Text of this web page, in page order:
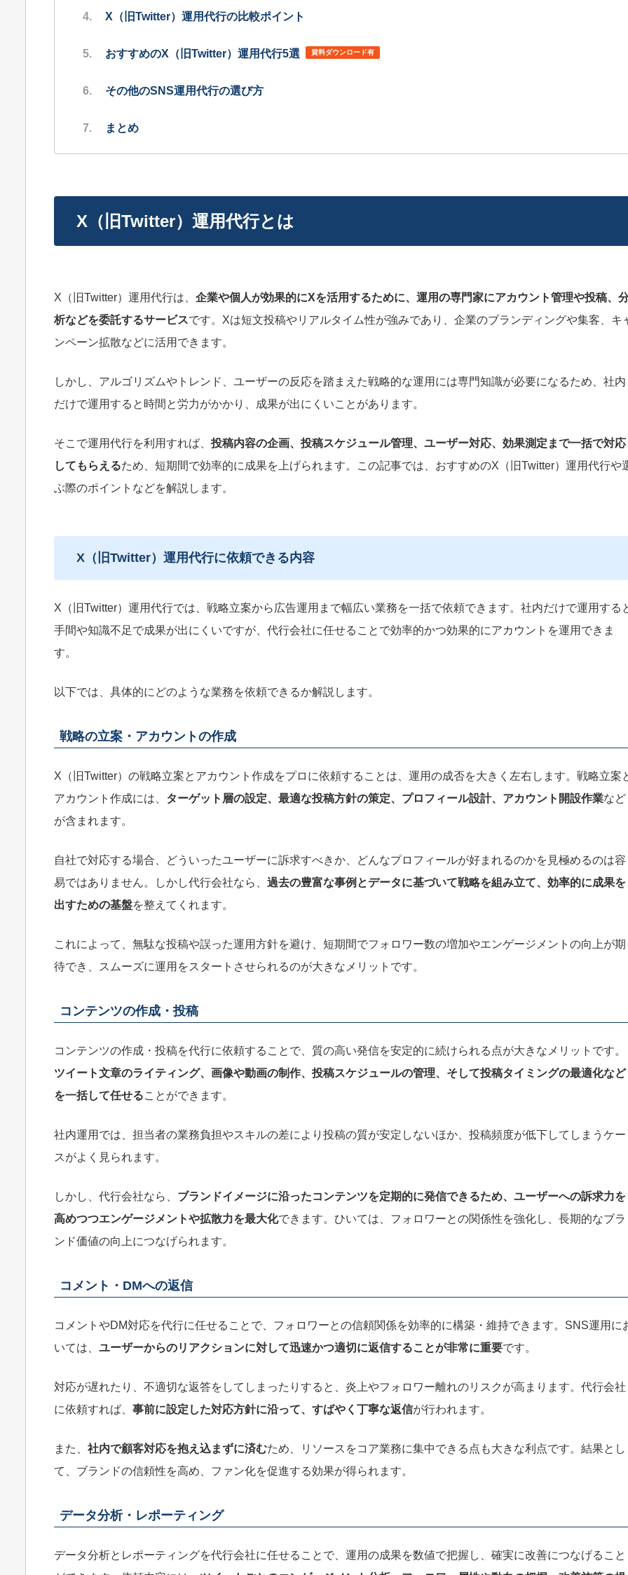
X（旧Twitter）運用代行の比較ポイント
おすすめのX（旧Twitter）運用代行5選 資料ダウンロード有
その他のSNS運用代行の選び方
まとめ
X（旧Twitter）運用代行とは
X（旧Twitter）運用代行は、 企業や個人が効果的にXを活用するために、運用の専門家にアカウント管理や投稿、
析などを委託するサービスです。Xは短文投稿やリアルタイム性が強みであり、企業のブランディングや集客、キ
ンペーン拡散などに活用できます。
しかし、アルゴリズムやトレンド、ユーザーの反応を踏まえた戦略的な運用には専門知識が必要になるため、社内
だけで運用すると時間と労力がかかり、成果が出にくいことがあります。
そこで運用代行を利用すれば、 投稿内容の企画、投稿スケジュール管理、ユーザー対応、効果測定まで一括で対応
してもらえるため、短期間で効率的に成果を上げられます。この記事では、おすすめのX（旧Twitter）運用代行や
ぶ際のポイントなどを解説します。
X（旧Twitter）運用代行に依頼できる内容
X（旧Twitter）運用代行では、戦略立案から広告運用まで幅広い業務を一括で依頼できます。社内だけで運用する
手間や知識不足で成果が出にくいですが、代行会社に任せることで効率的かつ効果的にアカウントを運用できま
す。
以下では、具体的にどのような業務を依頼できるか解説します。
戦略の立案・アカウントの作成
X（旧Twitter）の戦略立案とアカウント作成をプロに依頼することは、運用の成否を大きく左右します。戦略立案
アカウント作成には、 ターゲット層の設定、最適な投稿方針の策定、プロフィール設計、アカウント開設作業など
が含まれます。
自社で対応する場合、どういったユーザーに訴求すべきか、どんなプロフィールが好まれるのかを見極めるのは容
易ではありません。しかし代行会社なら、 過去の豊富な事例とデータに基づいて戦略を組み立て、効率的に成果を
出すための基盤を整えてくれます。
これによって、無駄な投稿や誤った運用方針を避け、短期間でフォロワー数の増加やエンゲージメントの向上が期
待でき、スムーズに運用をスタートさせられるのが大きなメリットです。
コンテンツの作成・投稿
コンテンツの作成・投稿を代行に依頼することで、質の高い発信を安定的に続けられる点が大きなメリットです。
ツイート文章のライティング、画像や動画の制作、投稿スケジュールの管理、そして投稿タイミングの最適化など
を一括して任せることができます。
社内運用では、担当者の業務負担やスキルの差により投稿の質が安定しないほか、投稿頻度が低下してしまうケー
スがよく見られます。
しかし、代行会社なら、 ブランドイメージに沿ったコンテンツを定期的に発信できるため、ユーザーへの訴求力を
高めつつエンゲージメントや拡散力を最大化できます。ひいては、フォロワーとの関係性を強化し、長期的なブラ
ンド価値の向上につなげられます。
コメント・DMへの返信
コメントやDM対応を代行に任せることで、フォロワーとの信頼関係を効率的に構築・維持できます。SNS運用に
いては、 ユーザーからのリアクションに対して迅速かつ適切に返信することが非常に重要です。
対応が遅れたり、不適切な返答をしてしまったりすると、炎上やフォロワー離れのリスクが高まります。代行会社
に依頼すれば、 事前に設定した対応方針に沿って、すばやく丁寧な返信が行われます。
また、 社内で顧客対応を抱え込まずに済むため、リソースをコア業務に集中できる点も大きな利点です。結果とし
て、ブランドの信頼性を高め、ファン化を促進する効果が得られます。
データ分析・レポーティング
データ分析とレポーティングを代行会社に任せることで、運用の成果を数値で把握し、確実に改善につなげること